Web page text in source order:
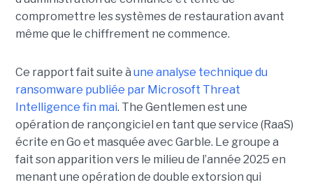
compromettre les systèmes de restauration avant
même que le chiffrement ne commence.
Ce rapport fait suite à une analyse technique du
ransomware publiée par Microsoft Threat
Intelligence fin mai. The Gentlemen est une
opération de rançongiciel en tant que service (RaaS)
écrite en Go et masquée avec Garble. Le groupe a
fait son apparition vers le milieu de l’année 2025 en
menant une opération de double extorsion qui